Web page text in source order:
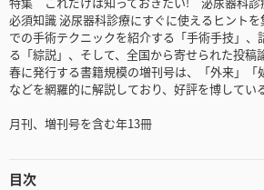
必須知識 泌尿器科診療にすぐに使えるヒント
での手術テクニックを紹介する「手術手技」、
る「綜説」、そして、全国から寄せられた投稿
春に発行する書籍規模の増刊号は、「外来」「
などを網羅的に解説しており、好評を博してい
月刊、増刊号を含む年13冊
目次